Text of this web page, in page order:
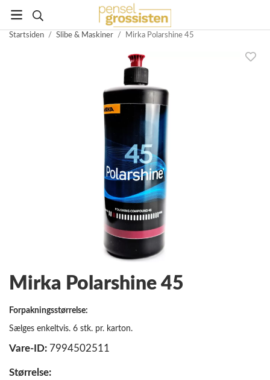
Startsiden / Slibe & Maskiner / Mirka Polarshine 45
Mirka Polarshine 45
Forpakningsstørrelse:
Sælges enkeltvis. 6 stk. pr. karton.
Vare-ID: 7994502511
Størrelse: